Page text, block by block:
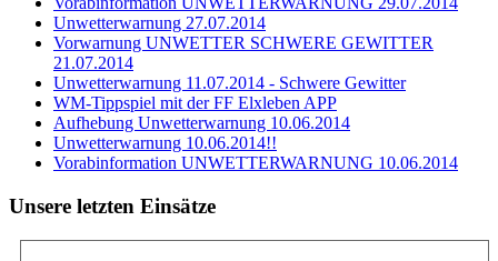
Unwetterwarnung 27.07.2014
Vorwarnung UNWETTER SCHWERE GEWITTER
21.07.2014
Unwetterwarnung 11.07.2014 - Schwere Gewitter
WM-Tippspiel mit der FF Elxleben APP
Aufhebung Unwetterwarnung 10.06.2014
Unwetterwarnung 10.06.2014!!
Vorabinformation UNWETTERWARNUNG 10.06.2014
Unsere letzten Einsätze